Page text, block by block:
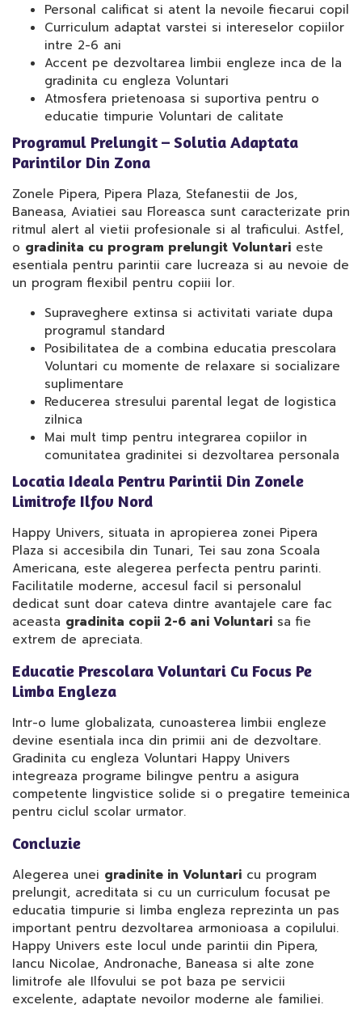
Personal calificat si atent la nevoile fiecarui copil
Curriculum adaptat varstei si intereselor copiilor
intre 2-6 ani
Accent pe dezvoltarea limbii engleze inca de la
gradinita cu engleza Voluntari
Atmosfera prietenoasa si suportiva pentru o
educatie timpurie Voluntari de calitate
Programul Prelungit – Solutia Adaptata
Parintilor Din Zona
Zonele Pipera, Pipera Plaza, Stefanestii de Jos,
Baneasa, Aviatiei sau Floreasca sunt caracterizate prin
ritmul alert al vietii profesionale si al traficului. Astfel,
o gradinita cu program prelungit Voluntari este
esentiala pentru parintii care lucreaza si au nevoie de
un program flexibil pentru copiii lor.
Supraveghere extinsa si activitati variate dupa
programul standard
Posibilitatea de a combina educatia prescolara
Voluntari cu momente de relaxare si socializare
suplimentare
Reducerea stresului parental legat de logistica
zilnica
Mai mult timp pentru integrarea copiilor in
comunitatea gradinitei si dezvoltarea personala
Locatia Ideala Pentru Parintii Din Zonele
Limitrofe Ilfov Nord
Happy Univers, situata in apropierea zonei Pipera
Plaza si accesibila din Tunari, Tei sau zona Scoala
Americana, este alegerea perfecta pentru parinti.
Facilitatile moderne, accesul facil si personalul
dedicat sunt doar cateva dintre avantajele care fac
aceasta gradinita copii 2-6 ani Voluntari sa fie
extrem de apreciata.
Educatie Prescolara Voluntari Cu Focus Pe
Limba Engleza
Intr-o lume globalizata, cunoasterea limbii engleze
devine esentiala inca din primii ani de dezvoltare.
Gradinita cu engleza Voluntari Happy Univers
integreaza programe bilingve pentru a asigura
competente lingvistice solide si o pregatire temeinica
pentru ciclul scolar urmator.
Concluzie
Alegerea unei gradinite in Voluntari cu program
prelungit, acreditata si cu un curriculum focusat pe
educatia timpurie si limba engleza reprezinta un pas
important pentru dezvoltarea armonioasa a copilului.
Happy Univers este locul unde parintii din Pipera,
Iancu Nicolae, Andronache, Baneasa si alte zone
limitrofe ale Ilfovului se pot baza pe servicii
excelente, adaptate nevoilor moderne ale familiei.